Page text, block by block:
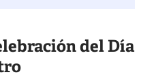
del Día